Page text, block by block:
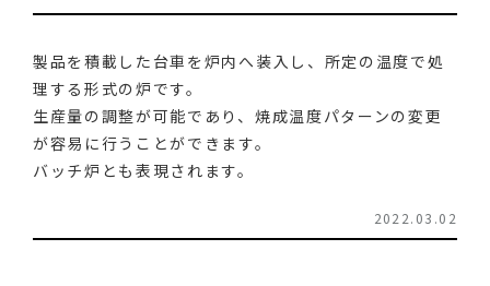
製品を積載した台車を炉内へ装入し、所定の温度で処
理する形式の炉です。
生産量の調整が可能であり、焼成温度パターンの変更
が容易に行うことができます。
バッチ炉とも表現されます。
2022.03.02